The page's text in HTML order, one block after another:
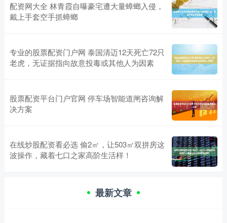
配资网大全 林青霞自曝豪宅遭大量蟑螂入侵，
戴上手套空手抓蟑螂
专业的股票配资门户网 泰国清迈12天死亡72只
老虎，无证据指向故意投毒或其他人为因素
股票配资平台门户官网 停车场智能道闸咨询解
决方案
在线炒股配资看必选 偷2㎡，让503㎡双拼房这
波操作，藏着七口之家高阶生活样！
最新文章